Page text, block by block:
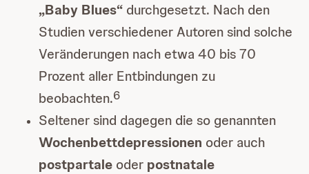
„Baby Blues“ durchgesetzt. Nach den
Studien verschiedener Autoren sind solche
Veränderungen nach etwa 40 bis 70
Prozent aller Entbindungen zu
beobachten.6
Seltener sind dagegen die so genannten
Wochenbettdepressionen oder auch
postpartale oder postnatale